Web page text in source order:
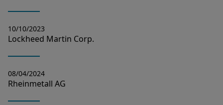
10/10/2023
Lockheed Martin Corp.
08/04/2024
Rheinmetall AG